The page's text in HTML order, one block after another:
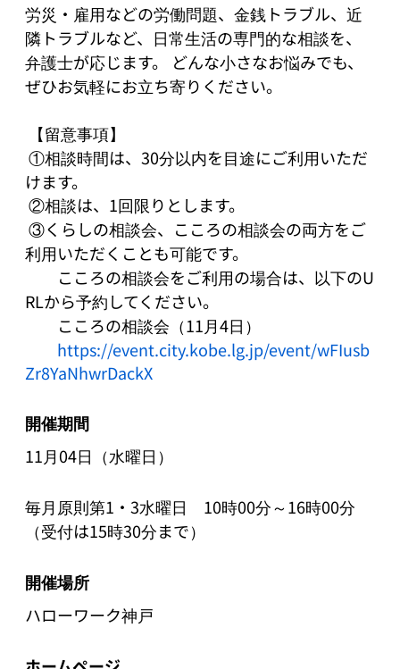
労災・雇用などの労働問題、金銭トラブル、近
隣トラブルなど、日常生活の専門的な相談を、
弁護士が応じます。 どんな小さなお悩みでも、
ぜひお気軽にお立ち寄りください。
けます。
利用いただくことも可能です。
こころの相談会をご利用の場合は、以下のU
RLから予約してください。
こころの相談会（11月4日）
https://event.city.kobe.lg.jp/event/wFIusb
Zr8YaNhwrDackX
開催期間
11月04日（水曜日）
毎月原則第1・3水曜日　10時00分～16時00分
（受付は15時30分まで）
開催場所
ハローワーク神戸